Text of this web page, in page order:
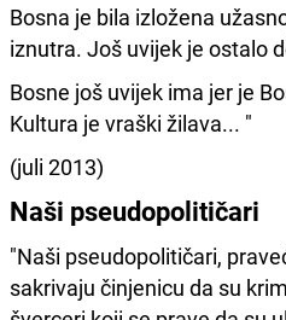
Bosna je bila izložena
iznutra. Još uvijek je ostalo
Bosne još uvijek ima jer je
Kultura je vraški žilava... "
(juli 2013)
Naši pseudopolitičari
"Naši pseudopolitičari,
sakrivaju činjenicu da su